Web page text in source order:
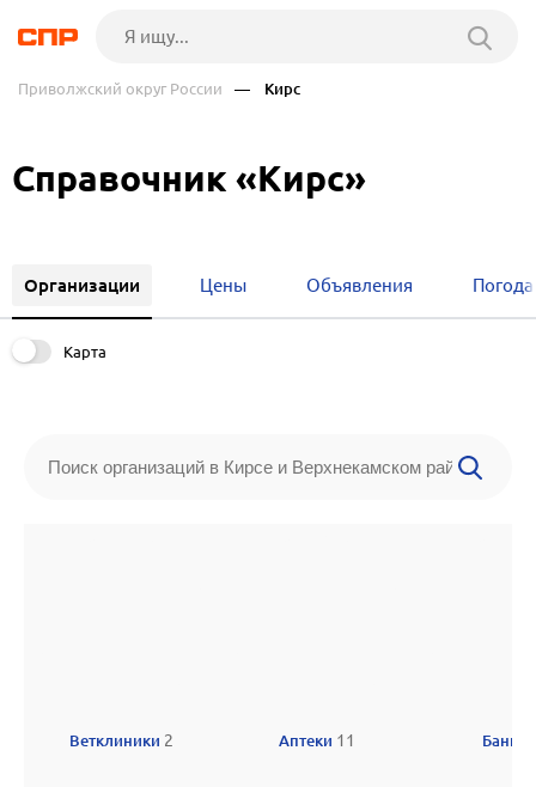
Приволжский округ России — Кирс
Справочник «Кирс»
Организации Цены Объявления Погода
Карта
Ветклиники 2 Аптеки 11 Банки